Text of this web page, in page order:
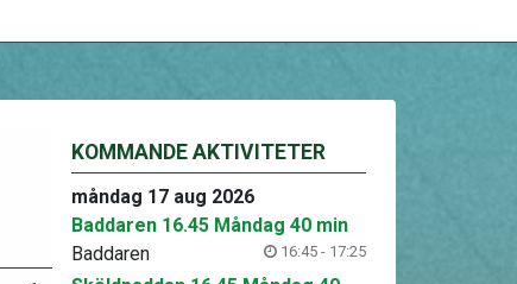
KOMMANDE AKTIVITETER
måndag 17 aug 2026
Baddaren 16.45 Måndag 40 min
16:45 - 17:25
Baddaren